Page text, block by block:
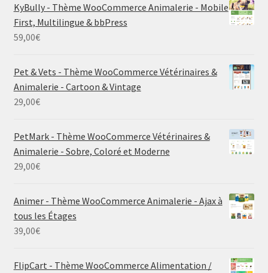
KyBully - Thème WooCommerce Animalerie - Mobile
First, Multilingue & bbPress
59,00€
Pet & Vets - Thème WooCommerce Vétérinaires &
Animalerie - Cartoon & Vintage
29,00€
PetMark - Thème WooCommerce Vétérinaires &
Animalerie - Sobre, Coloré et Moderne
29,00€
Animer - Thème WooCommerce Animalerie - Ajax à
tous les Étages
39,00€
FlipCart - Thème WooCommerce Alimentation /